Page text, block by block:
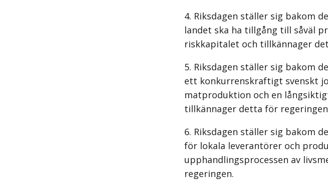
Riksdagen ställer sig bakom
landet ska ha tillgång till såväl
riskkapitalet och tillkännager
Riksdagen ställer sig bakom
ett kon­kurrenskraftigt svenskt
matproduktion och en
tillkännager detta för
Riksdagen ställer sig bakom
för lokala leverantörer och
upphandlingsprocessen av
regeringen.